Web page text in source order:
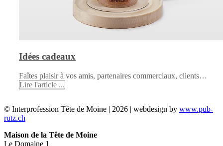
Idées cadeaux
Faîtes plaisir à vos amis, partenaires commerciaux, clients…
Lire l'article ...
© Interprofession Tête de Moine | 2026 | webdesign by www.pub-
rutz.ch
Maison de la Tête de Moine
Le Domaine 1